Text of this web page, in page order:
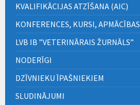
KVALIFIKĀCIJAS ATZĪŠANA (AIC)
KONFERENCES, KURSI, APMĀCĪBAS
LVB IB ”VETERINĀRAIS ŽURNĀLS”
NODERĪGI
DZĪVNIEKU ĪPAŠNIEKIEM
SLUDINĀJUMI